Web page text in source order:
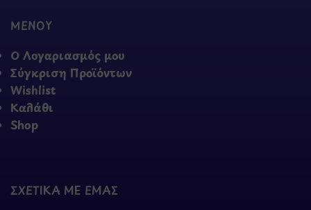
ΜΕΝΟΥ
Ο Λογαριασμός μου
Σύγκριση Προϊόντων
Wishlist
Καλάθι
Shop
ΣΧΕΤΙΚΑ ΜΕ ΕΜΑΣ